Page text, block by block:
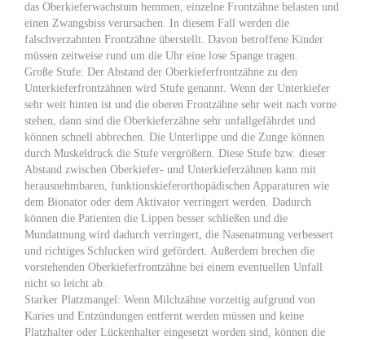
das Oberkieferwachstum hemmen, einzelne Frontzähne belasten und
einen Zwangsbiss verursachen. In diesem Fall werden die
falschverzahnten Frontzähne überstellt. Davon betroffene Kinder
müssen zeitweise rund um die Uhr eine lose Spange tragen.
Große Stufe: Der Abstand der Oberkieferfrontzähne zu den
Unterkieferfrontzähnen wird Stufe genannt. Wenn der Unterkiefer
sehr weit hinten ist und die oberen Frontzähne sehr weit nach vorne
stehen, dann sind die Oberkieferzähne sehr unfallgefährdet und
können schnell abbrechen. Die Unterlippe und die Zunge können
durch Muskeldruck die Stufe vergrößern. Diese Stufe bzw. dieser
Abstand zwischen Oberkiefer- und Unterkieferzähnen kann mit
herausnehmbaren, funktionskieferorthopädischen Apparaturen wie
dem Bionator oder dem Aktivator verringert werden. Dadurch
können die Patienten die Lippen besser schließen und die
Mundatmung wird dadurch verringert, die Nasenatmung verbessert
und richtiges Schlucken wird gefördert. Außerdem brechen die
vorstehenden Oberkieferfrontzähne bei einem eventuellen Unfall
nicht so leicht ab.
Starker Platzmangel: Wenn Milchzähne vorzeitig aufgrund von
Karies und Entzündungen entfernt werden müssen und keine
Platzhalter oder Lückenhalter eingesetzt worden sind, können die